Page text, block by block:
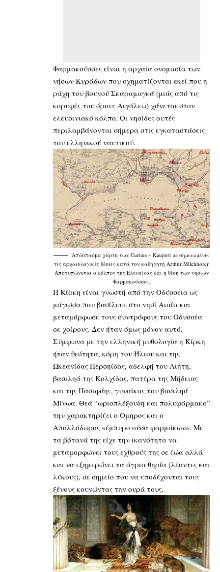
Φαρμακούσσες είναι η αρχαία ονομασία των
νήσων Κυράδων που σχηματίζονται εκεί που η
ράχη του βουνού Σκαραμαγκά (μιάς από τις
κορυφές του όρους Αιγάλεω) χάνεται στον
ελευσινιακό κόλπο. Οι νησίδες αυτές
περιλαμβάνονται σήμερα στις εγκαταστάσεις
του ελληνικού ναυτικού.
Απόσπασμα χάρτη των Curtius – Kaupert με σημειωμένες
τις αρχαιολογικές θέσεις κατά τον καθηγητή Arthur Milchhofer.
Αποτυπώνεται ο κόλπος της Ελευσίνας και η θέση των νησιών
Φαρμακούσσες.
Η Κίρκη είναι γνωστή από την Οδύσσεια ως
μάγισσα που βασίλευε στο νησί Αιαία και
μεταμόρφωσε τους συντρόφους του Οδυσσέα
σε χοίρους. Δεν ήταν όμως μόνον αυτό.
Σύμφωνα με την ελληνική μυθολογία η Κίρκη
ήταν θεότητα, κόρη του Ήλιου και της
Ωκεανίδας Περσηίδας, αδελφή του Αιήτη,
βασιληά της Κολχίδας, πατέρα της Μήδειας
και της Πασιφάης, γυναίκας του βασιληά
Μίνωα. Θεά “ωριοπλέξουδη και πολυφάρμακο”
την χαρακτηρίζει ο Ομηρος και ο
Απολλόδωρος «έμπυρο ούσα φαρμάκων». Με
τα βότανά της είχε την ικανότητα να
μεταμορφώνει τους εχθρούς της σε ζώα αλλά
και να εξημερώνει τα άγρια θηρία (λέοντες και
λύκους), σε σημείο που να υποδέχονται τους
ξένους κουνώντας την ουρά τους.